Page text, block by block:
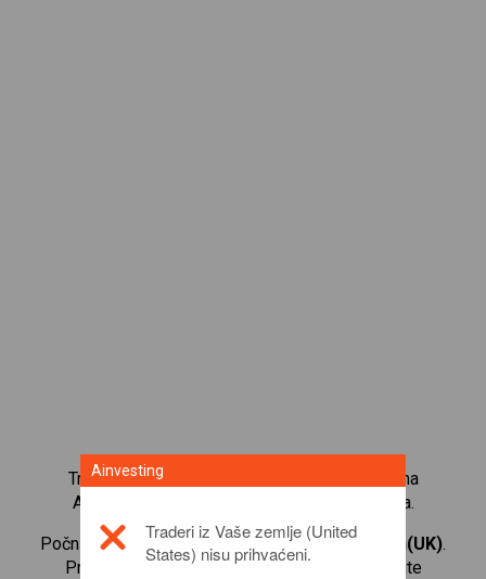
Trgujte s više od 1000 međunarodnih udjela na
Ainvesting platformi za trgovanje CFD-ovima.
Počnite trgovati CFD-ovima naAnglo American(UK).
Primajte kotacije u stvarnom vremenu i primajte
Ainvesting
Traderi iz Vaše zemlje (United
States) nisu prihvaćeni.